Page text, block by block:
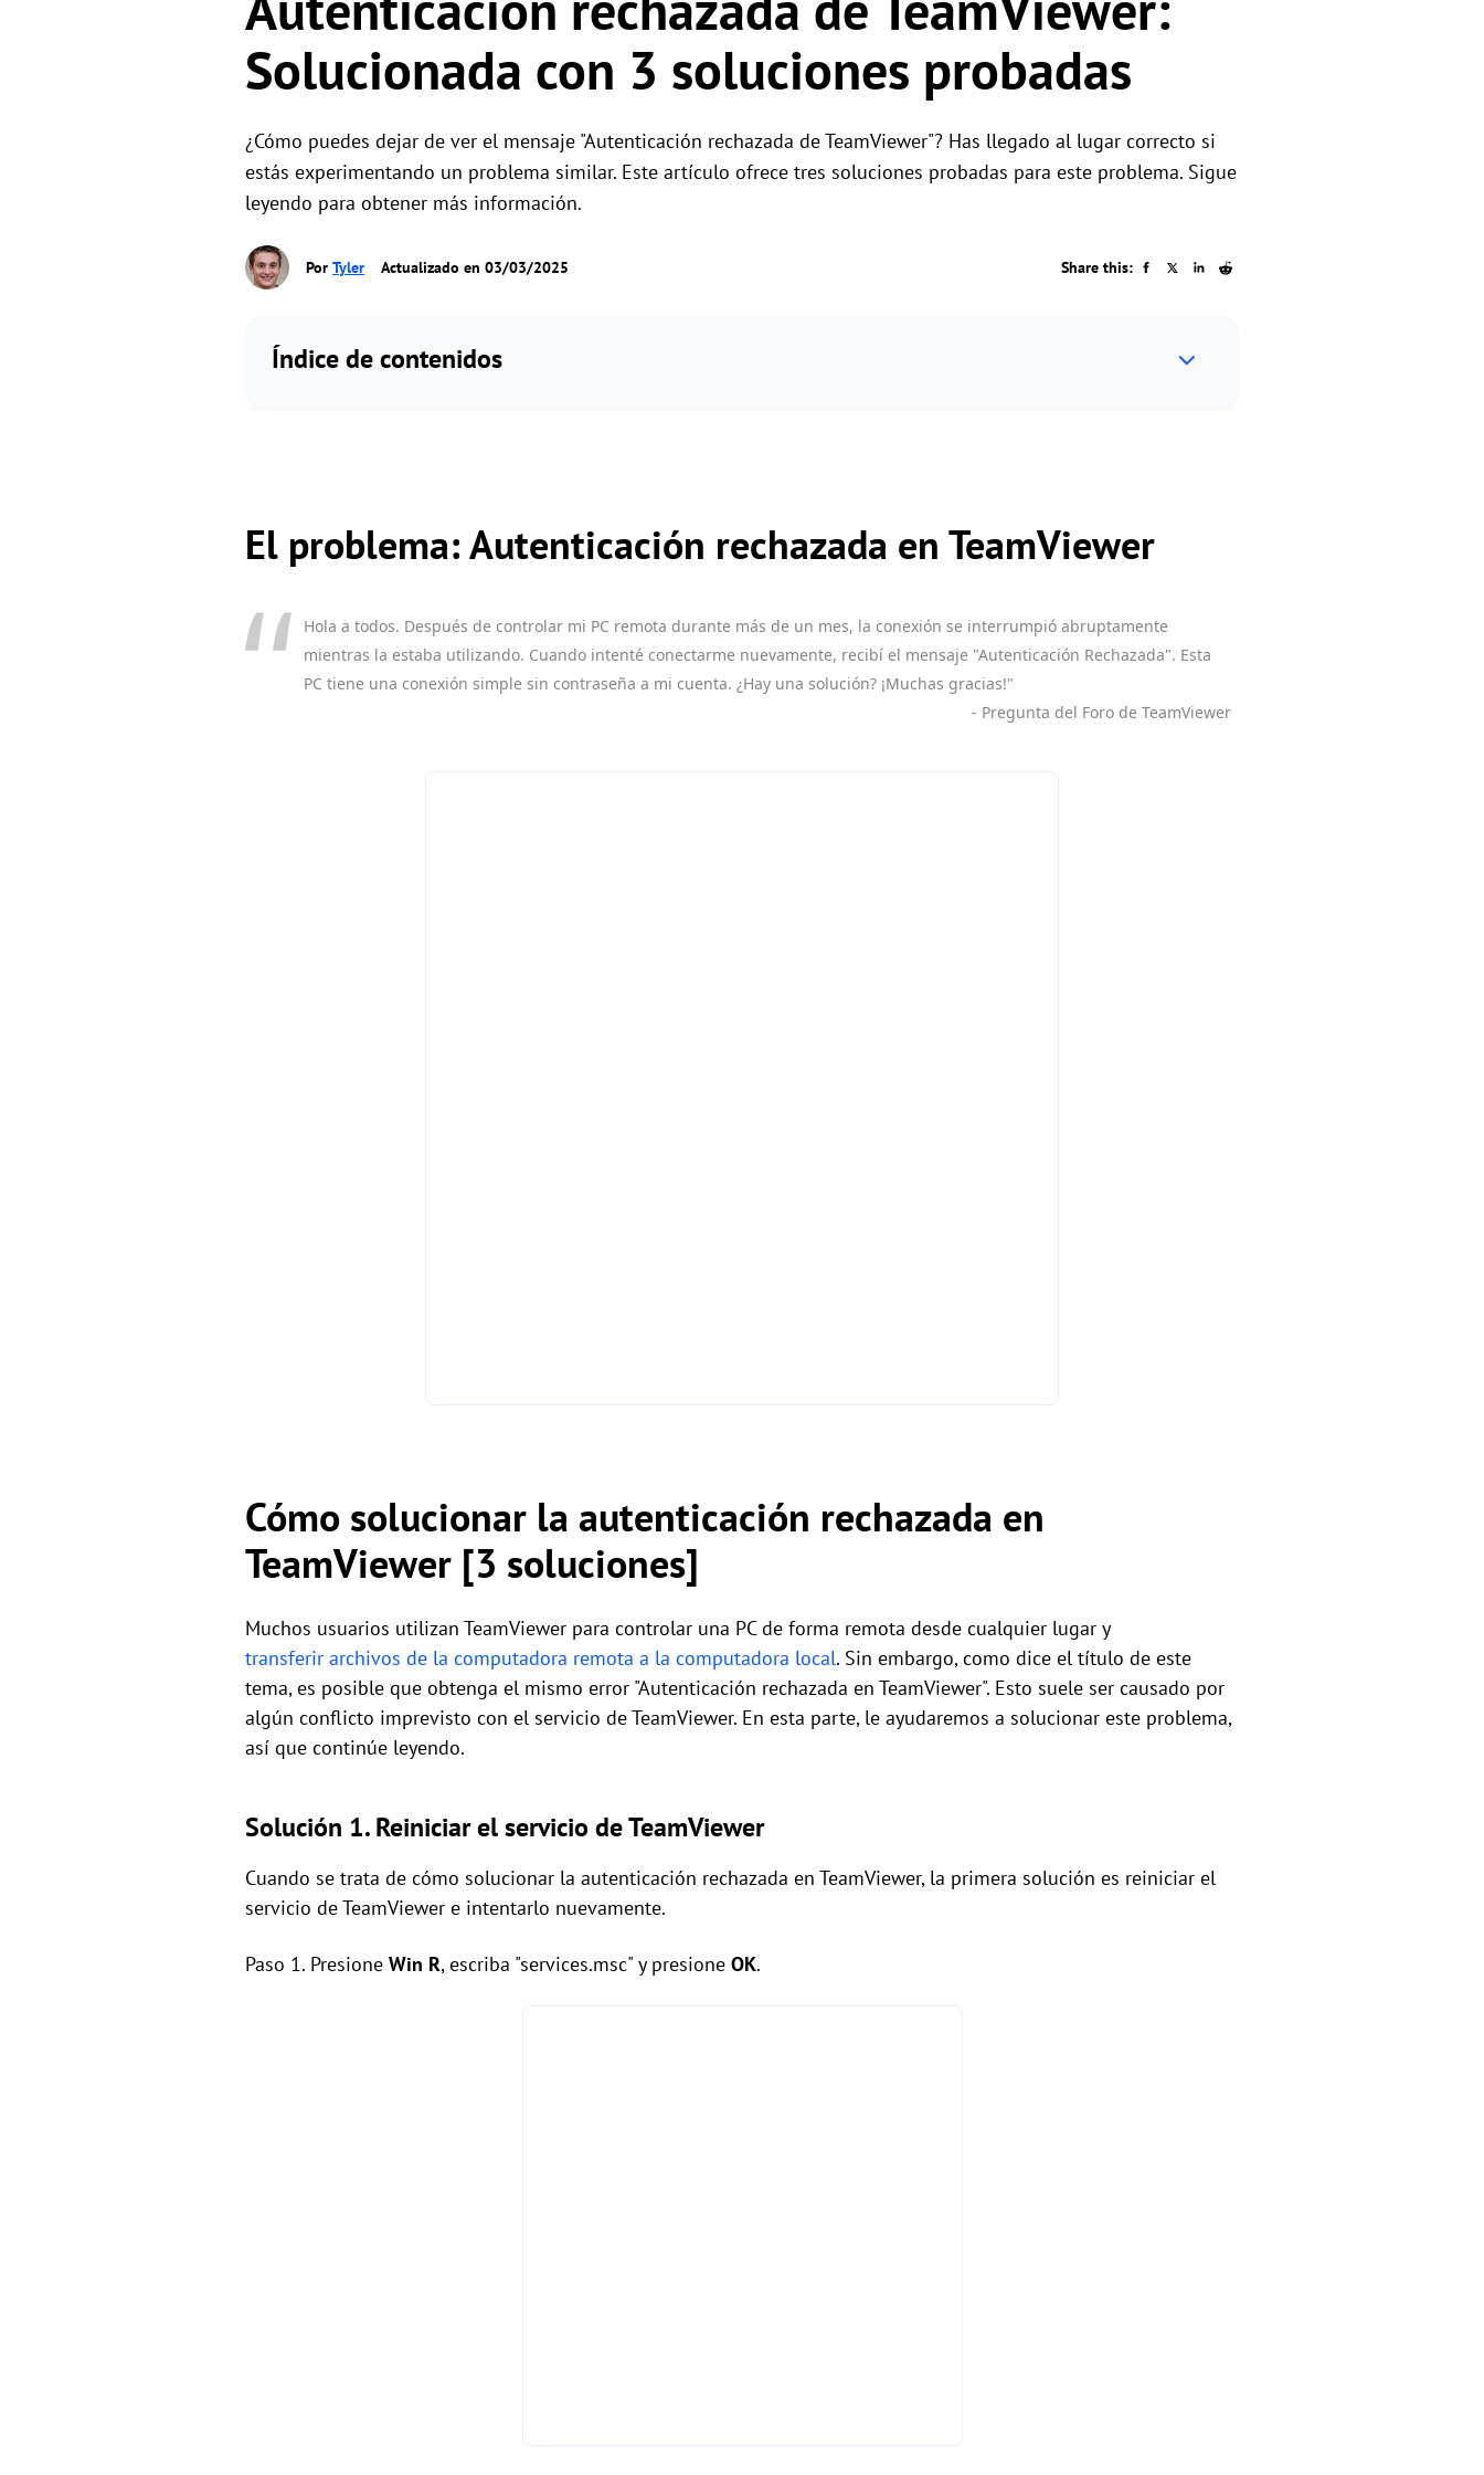
Controla servidores en el extranjero sin
esfuerzo
Gestión de permisos por roles
Gestiona el acceso de los usuarios con permisos
flexibles.
Solucionada con 3 soluciones probadas
¿Cómo puedes dejar de ver el mensaje "Autenticación rechazada de TeamViewer"? Has llegado al lugar correcto si
estás experimentando un problema similar. Este artículo ofrece tres soluciones probadas para este problema. Sigue
leyendo para obtener más información.
Por Tyler Actualizado en 03/03/2025 Share this:
Índice de contenidos
El problema: Autenticación rechazada en TeamViewer
Hola a todos. Después de controlar mi PC remota durante más de un mes, la conexión se interrumpió abruptamente
mientras la estaba utilizando. Cuando intenté conectarme nuevamente, recibí el mensaje "Autenticación Rechazada". Esta
PC tiene una conexión simple sin contraseña a mi cuenta. ¿Hay una solución? ¡Muchas gracias!"
- Pregunta del Foro de TeamViewer
Cómo solucionar la autenticación rechazada en
TeamViewer [3 soluciones]
Muchos usuarios utilizan TeamViewer para controlar una PC de forma remota desde cualquier lugar y
transferir archivos de la computadora remota a la computadora local. Sin embargo, como dice el título de este
tema, es posible que obtenga el mismo error "Autenticación rechazada en TeamViewer". Esto suele ser causado por
algún conflicto imprevisto con el servicio de TeamViewer. En esta parte, le ayudaremos a solucionar este problema,
así que continúe leyendo.
Solución 1. Reiniciar el servicio de TeamViewer
Cuando se trata de cómo solucionar la autenticación rechazada en TeamViewer, la primera solución es reiniciar el
servicio de TeamViewer e intentarlo nuevamente.
Paso 1. Presione Win R, escriba "services.msc" y presione OK.